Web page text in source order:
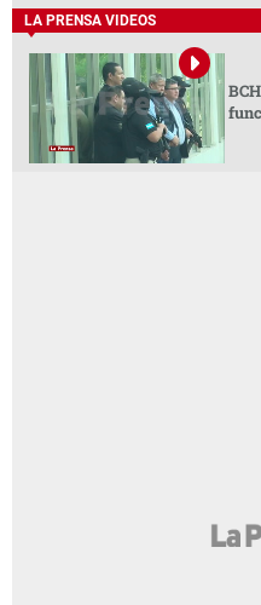
LA PRENSA VIDEOS